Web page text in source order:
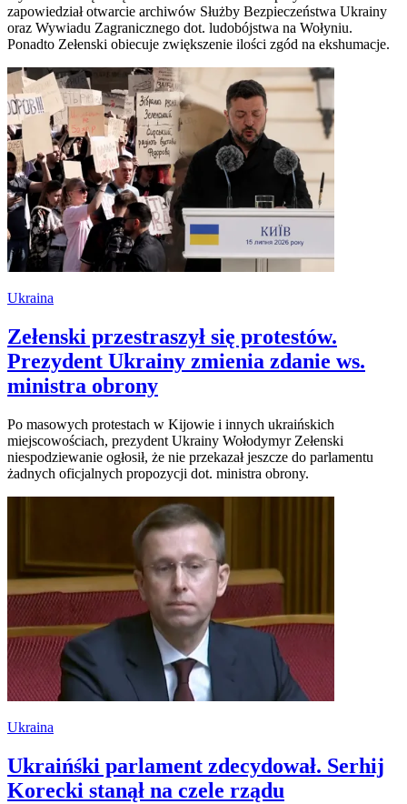
zapowiedział otwarcie archiwów Służby Bezpieczeństwa Ukrainy
oraz Wywiadu Zagranicznego dot. ludobójstwa na Wołyniu.
Ponadto Zełenski obiecuje zwiększenie ilości zgód na ekshumacje.
Ukraina
Zełenski przestraszył się protestów.
Prezydent Ukrainy zmienia zdanie ws.
ministra obrony
Po masowych protestach w Kijowie i innych ukraińskich
miejscowościach, prezydent Ukrainy Wołodymyr Zełenski
niespodziewanie ogłosił, że nie przekazał jeszcze do parlamentu
żadnych oficjalnych propozycji dot. ministra obrony.
Ukraina
Ukraińśki parlament zdecydował. Serhij
Korecki stanął na czele rządu